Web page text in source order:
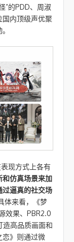
”的PDD、周淑
内顶级声优聚
现方式上各有
和仿真场景来加
过逼真的社交场
体来看，《梦
效果、PBR2.0
造高品质画面和
恋》则通过微